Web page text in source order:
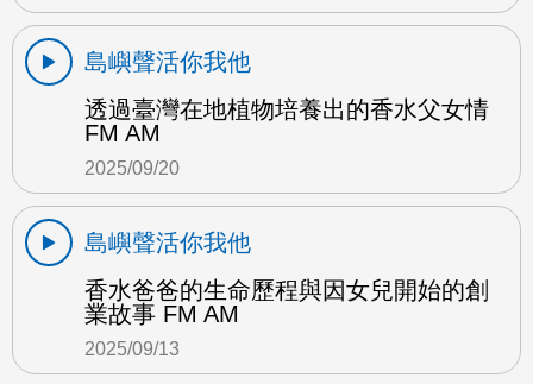
島嶼聲活你我他
透過臺灣在地植物培養出的香水父女情
FM AM
2025/09/20
島嶼聲活你我他
香水爸爸的生命歷程與因女兒開始的創
業故事 FM AM
2025/09/13